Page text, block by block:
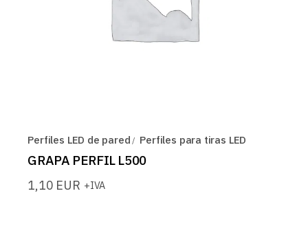
Perfiles LED de pared Perfiles para tiras LED
GRAPA PERFIL L500
1,10 EUR +IVA